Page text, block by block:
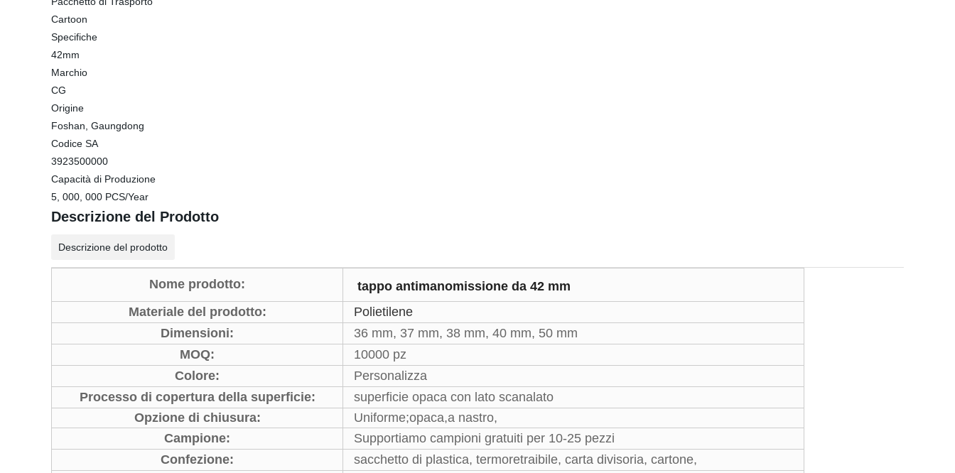
Cartoon
Specifiche
42mm
Marchio
CG
Origine
Foshan, Gaungdong
Codice SA
3923500000
Capacità di Produzione
5, 000, 000 PCS/Year
Descrizione del Prodotto
Descrizione del prodotto
Nome prodotto:
tappo antimanomissione da 42 mm
Materiale del prodotto:
Polietilene
Dimensioni:
36 mm, 37 mm, 38 mm, 40 mm, 50 mm
MOQ:
10000 pz
Colore:
Personalizza
Processo di copertura della superficie:
superficie opaca con lato scanalato
Opzione di chiusura:
Uniforme;opaca,a nastro,
Campione:
Supportiamo campioni gratuiti per 10-25 pezzi
Confezione:
sacchetto di plastica, termoretraibile, carta divisoria, cartone,